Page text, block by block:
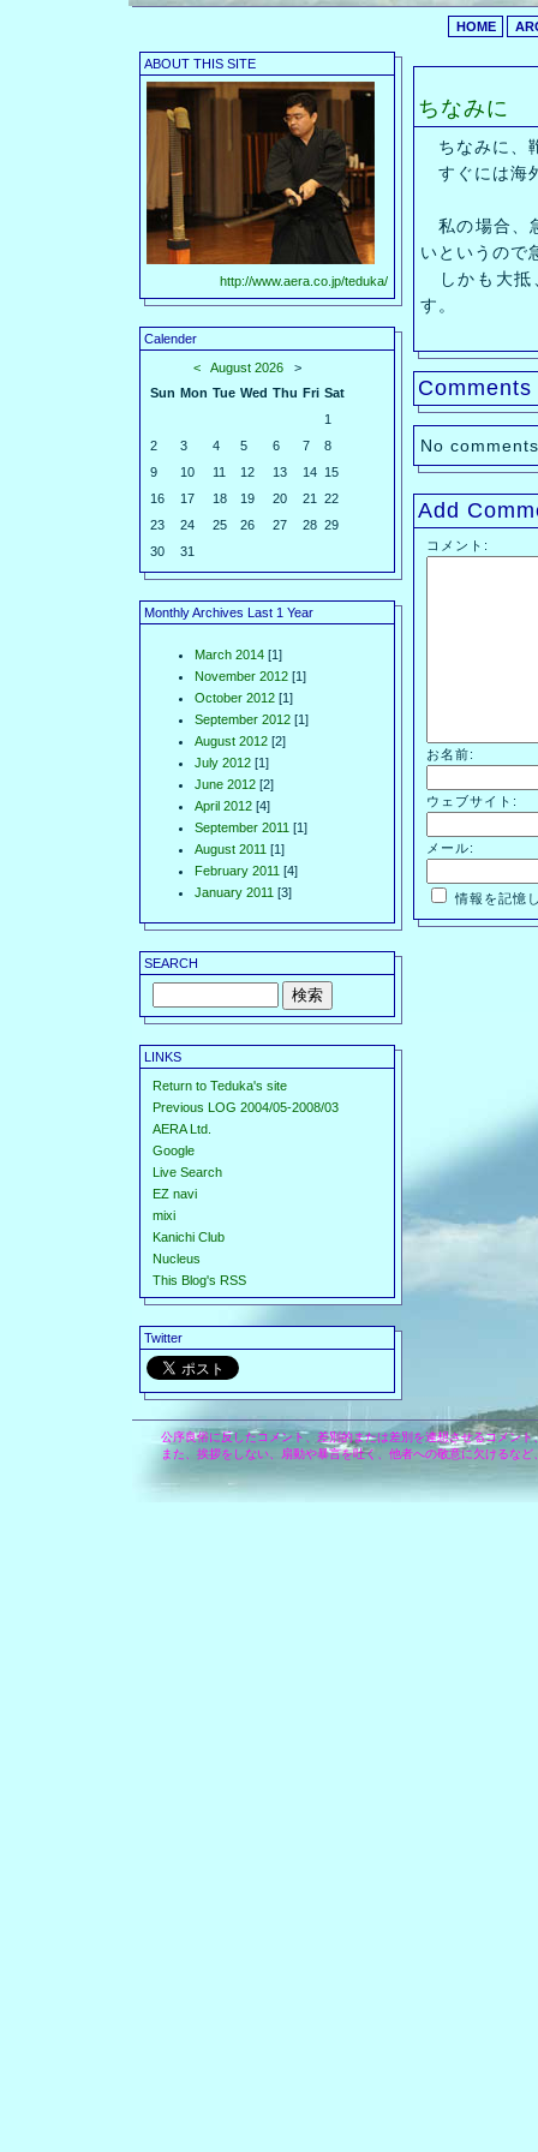
HOME
ABOUT THIS SITE
http://www.aera.co.jp/teduka/
Calender
<
August 2026 >
Sun Mon Tue Wed Thu Fri Sat
1
2
3 4 5 6 7
8
9
10 11 12 13 14 15
16
17 18 19 20 21
22
23
24 25 26 27 28 29
30
31
Monthly Archives Last 1 Year
March 2014 [1]
November 2012 [1]
October 2012 [1]
September 2012 [1]
August 2012 [2]
July 2012 [1]
June 2012 [2]
April 2012 [4]
September 2011 [1]
August 2011 [1]
February 2011 [4]
January 2011 [3]
SEARCH
LINKS
Return to Teduka's site
Previous LOG 2004/05-2008/03
AERA Ltd.
Google
Live Search
EZ navi
mixi
Kanichi Club
Nucleus
This Blog's RSS
Twitter
ちなみに
ちなみに、
すぐには海
私の場合、
いというので
しかも大抵
す。
Comments
No
Add
コメント:
お名前:
ウェブサイト:
メール:
情報を記憶
公序良俗に反したコメント、差別的または差別を連想させるコメン
また、挨拶をしない、扇動や暴言を吐く、他者への敬意に欠けるな